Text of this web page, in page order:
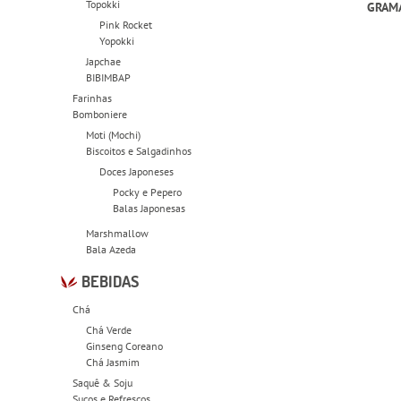
Topokki
Pink Rocket
Yopokki
Japchae
BIBIMBAP
Farinhas
Bomboniere
Moti (Mochi)
Biscoitos e Salgadinhos
Doces Japoneses
Pocky e Pepero
Balas Japonesas
Marshmallow
Bala Azeda
BEBIDAS
Chá
Chá Verde
Ginseng Coreano
Chá Jasmim
Saquê & Soju